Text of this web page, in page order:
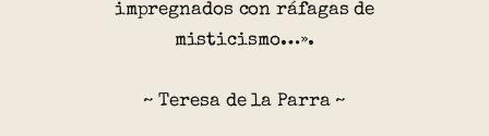
impregnados con ráfagas de
misticismo…».
~ Teresa de la Parra ~